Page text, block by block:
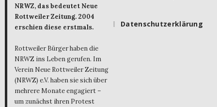
NRWZ, das bedeutet Neue
Rottweiler Zeitung. 2004
erschien diese erstmals.
Rottweiler Bürger haben die
NRWZ ins Leben gerufen. Im
Verein Neue Rottweiler Zeitung
(NRWZ) e.V. haben sie sich über
mehrere Monate engagiert –
um zunächst ihren Protest
Datenschutzerklärung